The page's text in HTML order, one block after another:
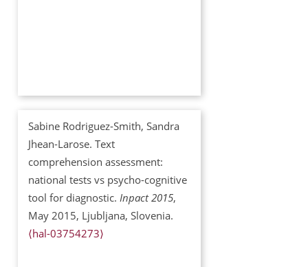
Sabine Rodriguez-Smith, Sandra
Jhean-Larose. Text
comprehension assessment:
national tests vs psycho-cognitive
tool for diagnostic. Inpact 2015,
May 2015, Ljubljana, Slovenia.
⟨hal-03754273⟩